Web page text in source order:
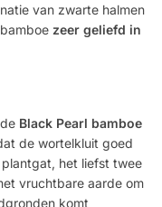
van zwarte halmen
zeer geliefd in
Black Pearl bamboe
de wortelkluit goed
het liefst twee
vruchtbare aarde om
komt